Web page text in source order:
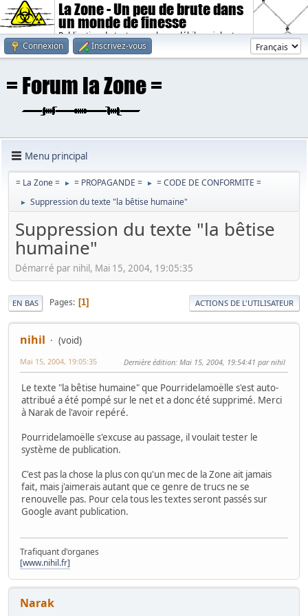
La Zone - Un peu de brute dans
un monde de finesse
Publication de textes sombres, débiles, violents.
Connexion
Inscrivez-vous
Menu principal
= La Zone = ► = PROPAGANDE = ► = CODE DE CONFORMITE =
► Suppression du texte "la bêtise humaine"
Suppression du texte "la bêtise
humaine"
Démarré par nihil, Mai 15, 2004, 19:05:35
EN BAS Pages 1 ACTIONS DE L'UTILISATEUR
nihil (void)
Mai 15, 2004, 19:05:35 Dernière édition: Mai 15, 2004, 19:54:41 par nihil
Le texte "la bêtise humaine" que Pourridelamoëlle s'est auto-
attribué a été pompé sur le net et a donc été supprimé. Merci
à Narak de l'avoir repéré.
Pourridelamoëlle s'excuse au passage, il voulait tester le
système de publication.
C'est pas la chose la plus con qu'un mec de la Zone ait jamais
fait, mais j'aimerais autant que ce genre de trucs ne se
renouvelle pas. Pour cela tous les textes seront passés sur
Google avant publication.
Trafiquant d'organes
[www.nihil.fr]
Narak